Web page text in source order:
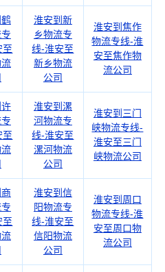
至
淮安到新
乡物流专
线-淮安至
新乡物流
公司
淮安到焦作
物流专线-淮
安至焦作物
流公司
至
淮安到漯
河物流专
线-淮安至
漯河物流
公司
淮安到三门
峡物流专线-
淮安至三门
峡物流公司
至
淮安到信
阳物流专
线-淮安至
信阳物流
公司
淮安到周口
物流专线-淮
安至周口物
流公司